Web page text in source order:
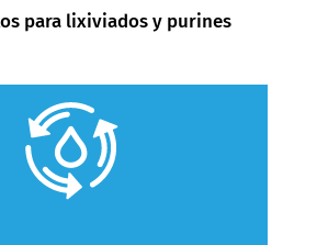
para lixiviados y purines